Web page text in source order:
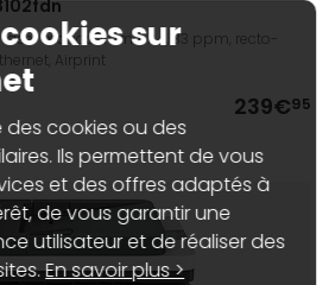
monochrome, A4, 33 ppm, recto-
Airprint
239€95
sur
des cookies ou des
Ils permettent de vous
et des offres adaptés à
de vous garantir une
utilisateur et de réaliser des
En savoir plus >